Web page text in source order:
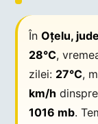
ÎnOţelu,
28°C,
zilei: 27°C,
km/h
1016 mb.